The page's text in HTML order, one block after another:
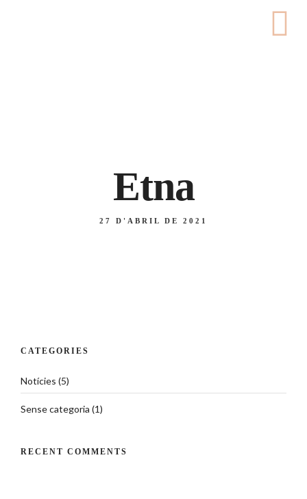
Etna
27 D'ABRIL DE 2021
CATEGORIES
Notícies (5)
Sense categoria (1)
RECENT COMMENTS